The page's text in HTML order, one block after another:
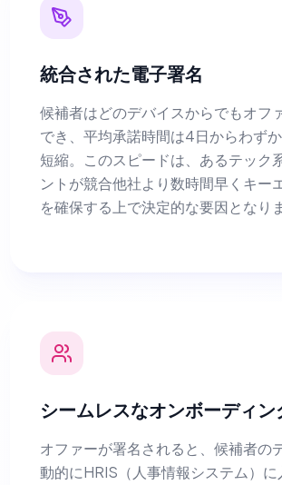
統合された電子署名
候補者はどのデバイスからでもオフ
でき、平均承諾時間は4日からわず
短縮。このスピードは、あるテック
ントが競合他社より数時間早くキー
を確保する上で決定的な要因となり
シームレスなオンボーディン
オファーが署名されると、候補者の
動的にHRIS（人事情報システム）に